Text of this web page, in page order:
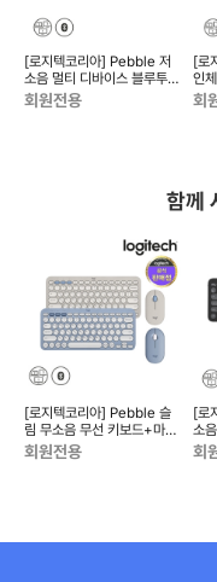
[로지텍코리아] Pebble 저
소음 멀티 디바이스 블루투스
무선 키보드 (K380S)
회원전용
[로
인
드
회
함께
[로지텍코리아] Pebble 슬
림 무소음 무선 키보드+마우
스 SET (K380s+M350s)
회원전용
[로
소
무
회